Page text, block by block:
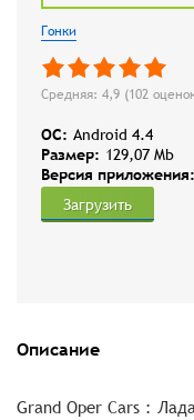
Гонки
Средняя: 4,9 (102
OC: Android 4.4
Размер: 129,07 Mb
Версия приложения:
Загрузить
Описание
Grand Oper Cars :